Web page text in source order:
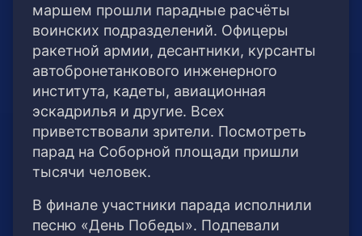
маршем прошли парадные расчёты
воинских подразделений. Офицеры
ракетной армии, десантники, курсанты
автобронетанкового инженерного
института, кадеты, авиационная
эскадрилья и другие. Всех
приветствовали зрители. Посмотреть
парад на Соборной площади пришли
тысячи человек.
В финале участники парада исполнили
песню «День Победы». Подпевали